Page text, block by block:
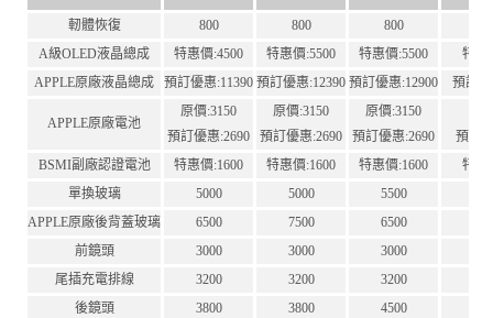
軔體恢復 800 800 800
A級OLED液晶總成
特惠價:4500 特惠價:5500 特惠價:5500
特惠
APPLE原廠液晶總成
預訂優惠:11390 預訂優惠:12390 預訂優惠:12900 預訂
APPLE原廠電池
原價:3150
預訂優惠:2690
原價:3150
預訂優惠:2690
原價:3150
預訂優惠:2690
預訂
BSMI副廠認證電池
特惠價:1600 特惠價:1600 特惠價:1600
特惠
單換玻璃
5000 5000 5500
APPLE原廠後背蓋玻璃
6500 7500 6500
前鏡頭
3000 3000 3000
尾插充電排線
3200 3200 3200
後鏡頭
3800 3800 4500